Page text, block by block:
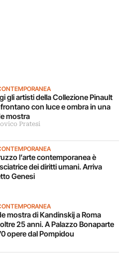
gli artisti della Collezione Pinault
con luce e ombra in una
mostra
Pratesi
l’arte contemporanea è
dei diritti umani. Arriva
Genesi
mostra di Kandinskij a Roma
25 anni. A Palazzo Bonaparte
opere dal Pompidou